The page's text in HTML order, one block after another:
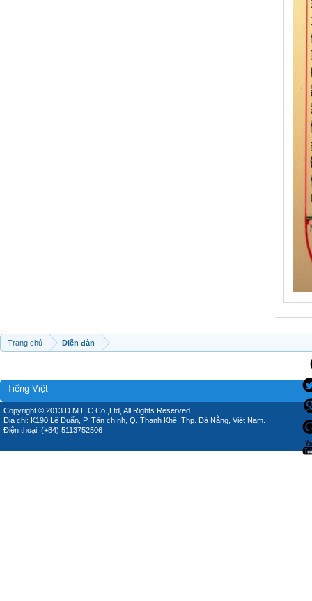
Trang chủ Diễn đàn
Tiếng Việt
Copyright © 2013 D.M.E.C Co.,Ltd, All Rights Reserved.
Địa chỉ: K190 Lê Duẩn, P. Tân chính, Q. Thanh Khê, Thp. Đà Nẵng, Việt Nam.
Điện thoại: (+84) 5113752506